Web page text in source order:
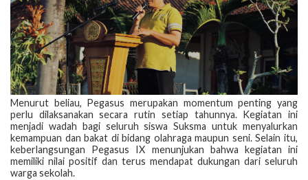
Menurut beliau, Pegasus merupakan momentum penting yang
perlu dilaksanakan secara rutin setiap tahunnya. Kegiatan ini
menjadi wadah bagi seluruh siswa Suksma untuk menyalurkan
kemampuan dan bakat di bidang olahraga maupun seni. Selain itu,
keberlangsungan Pegasus IX menunjukan bahwa kegiatan ini
memiliki nilai positif dan terus mendapat dukungan dari seluruh
warga sekolah.